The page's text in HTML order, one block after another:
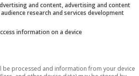
and content, advertising and content
research and services development
information on a device
be processed and information from your device